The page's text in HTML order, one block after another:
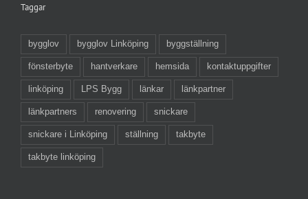
Taggar
bygglov bygglov Linköping byggställning
fönsterbyte hantverkare hemsida kontaktuppgifter
linköping LPS Bygg länkar länkpartner
länkpartners renovering snickare
snickare i Linköping ställning takbyte
takbyte linköping